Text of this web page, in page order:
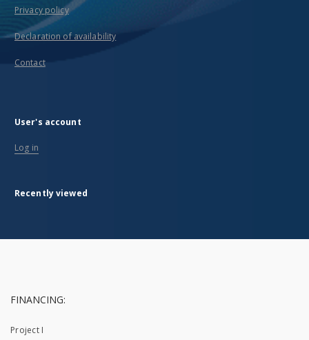
Privacy policy
Declaration of availability
Contact
User's account
Log in
Recently viewed
FINANCING:
Project I